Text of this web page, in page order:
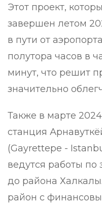
Этот проект,
завершен летом
в пути от
полутора часов в
минут, что решит
значительно
Также в марте
станция
(Gayrettepe -
ведутся работы
до района
район с